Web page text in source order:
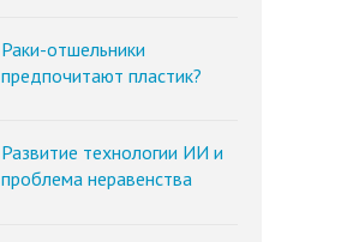
Раки-отшельники
предпочитают пластик?
Развитие технологии ИИ и
проблема неравенства